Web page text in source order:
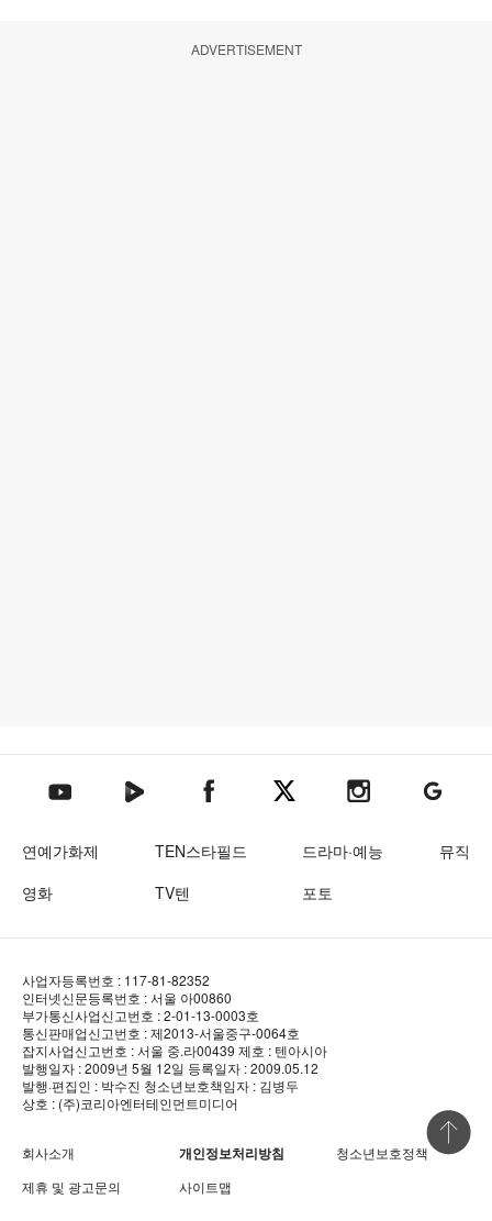
ADVERTISEMENT
텐아시아 유튜브텐아시아 네이버TV텐아시아 페이스북텐아시아 엑스텐아시아 인스타그램
텐아시아
연예가화제 TEN스타필드 드라마·예능
뮤직
영화
TV텐 포토
사업자등록번호 : 117-81-82352
인터넷신문등록번호 : 서울 아00860
부가통신사업신고번호 : 2-01-13-0003호
통신판매업신고번호 : 제2013-서울중구-0064호
잡지사업신고번호 : 서울 중.라00439 제호 : 텐아시아
발행일자 : 2009년 5월 12일 등록일자 : 2009.05.12
발행·편집인 : 박수진 청소년보호책임자 : 김병두
상호 : (주)코리아엔터테인먼트미디어
회사소개 개인정보처리방침
청소년보호정책
제휴 및 광고문의
사이트맵
상단 바로